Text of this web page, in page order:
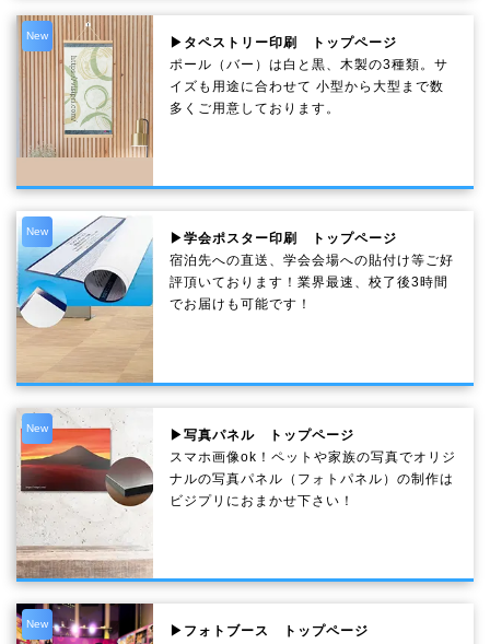
New
▶タペストリー印刷 トップページ
ポール（バー）は白と黒、木製の3種類。サ
イズも用途に合わせて 小型から大型まで数
多くご用意しております。
New
▶学会ポスター印刷 トップページ
宿泊先への直送、学会会場への貼付け等ご好
評頂いております！業界最速、校了後3時間
でお届けも可能です！
New
▶写真パネル トップページ
スマホ画像ok！ペットや家族の写真でオリジ
ナルの写真パネル（フォトパネル）の制作は
ビジプリにおまかせ下さい！
New
▶フォトブース トップページ